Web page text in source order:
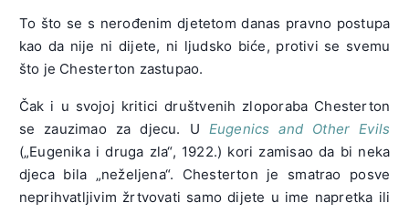
To što se s nerođenim djetetom danas pravno postupa
kao da nije ni dijete, ni ljudsko biće, protivi se svemu
što je Chesterton zastupao.
Čak i u svojoj kritici društvenih zloporaba Chesterton
se zauzimao za djecu. U Eugenics and Other Evils
(„Eugenika i druga zla“, 1922.) kori zamisao da bi neka
djeca bila „neželjena“. Chesterton je smatrao posve
neprihvatljivim žrtvovati samo dijete u ime napretka ili